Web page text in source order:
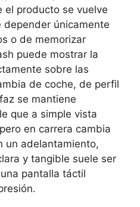
el producto se vuelve
únicamente
o de memorizar
puede mostrar la
sobre las
de coche, de perfil
se mantiene
que a simple vista
en carrera cambia
un adelantamiento,
y tangible suele ser
pantalla táctil